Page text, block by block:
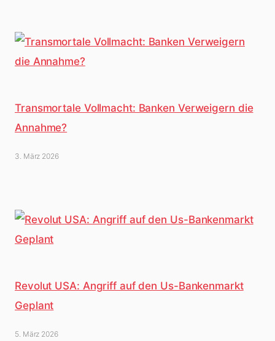
Transmortale Vollmacht: Banken Verweigern die
Annahme?
3. März 2026
Revolut USA: Angriff auf den Us-Bankenmarkt
Geplant
5. März 2026